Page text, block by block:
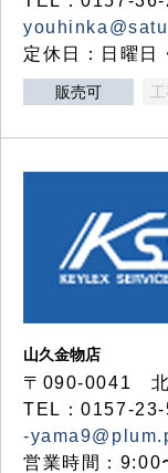
定休日：日曜日
販売可
山久金物店
〒090-0041 北
TEL：0157-
-
営業時間：9:00